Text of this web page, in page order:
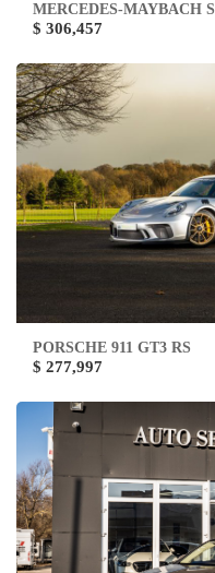
MERCEDES-MAYBACH
$ 306,457
PORSCHE 911 GT3 RS
$ 277,997